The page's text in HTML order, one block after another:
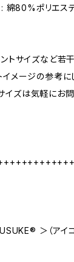
綿80%ポリエス
トサイズなど若
メージの参考に
ズは気軽にお問
＞（アイコ